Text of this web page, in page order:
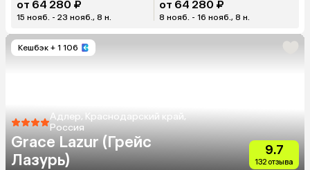
от 64 280 ₽
15 нояб. - 23 нояб., 8 н.
от 64 280 ₽
8 нояб. - 16 нояб., 8 н.
Кешбэк + 1 106
Адлер, Краснодарский край,
Россия
Grace Lazur (Грейс
Лазурь)
9.7
132 отзыва